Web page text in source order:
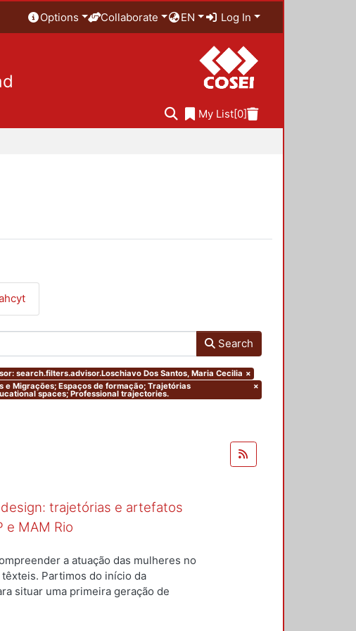
Options Collaborate EN Log In
My List[0]
Search
search.filters.advisor.Loschiavo Dos Santos, Maria Cecilia ×
Migrações; Espaços de formação; Trajetórias
spaces; Professional trajectories.
×
trajetórias e artefatos
e MAM Rio
a atuação das mulheres no
Partimos do início da
situar uma primeira geração de